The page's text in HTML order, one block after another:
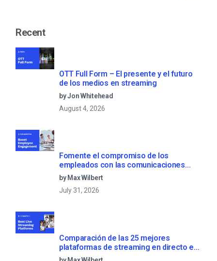
Recent
OTT Full Form – El presente y el futuro
de los medios en streaming
by Jon Whitehead
August 4, 2026
Fomente el compromiso de los
empleados con las comunicaciones
corporativas en directo
by Max Wilbert
July 31, 2026
Comparación de las 25 mejores
plataformas de streaming en directo en
2025